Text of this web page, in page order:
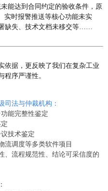
能达到合同约定的验收条件，原
实时报警推送等核心功能未实
缺失、技术文档未移交等……
依据，更反映了我们在复杂工业
程序严谨性。
司法与仲裁机构：
能完整性鉴定
技术鉴定
流调度等多类软件项目
、流程规范性、结论可采信度的